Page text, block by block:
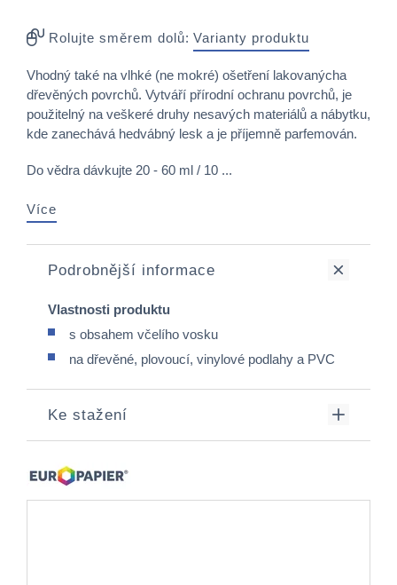
Rolujte směrem dolů: Varianty produktu
​Vhodný také na vlhké (ne mokré) ošetření lakovanýcha
dřevěných povrchů. Vytváří přírodní ochranu povrchů, je
použitelný na veškeré druhy nesavých materiálů a nábytku,
kde zanechává hedvábný lesk a je příjemně parfemován.
Do vědra dávkujte 20 - 60 ml / 10 ...
Více
Podrobnější informace
Vlastnosti produktu
s obsahem včelího vosku
na dřevěné, plovoucí, vinylové podlahy a PVC
Ke stažení